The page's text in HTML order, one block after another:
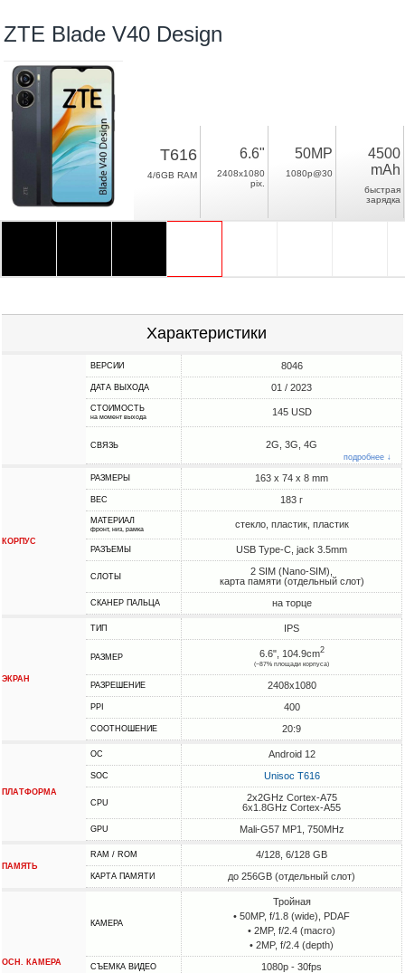
ZTE Blade V40 Design
T616
4/6GB RAM
6.6"
2408x1080
pix.
50MP
1080p@30
4500
mAh
быстрая
зарядка
Характеристики
ВЕРСИИ 8046
ДАТА ВЫХОДА 01 / 2023
СТОИМОСТЬ
на момент выхода 145 USD
СВЯЗЬ 2G, 3G, 4G
подробнее ↓
КОРПУС
РАЗМЕРЫ 163 x 74 x 8 mm
ВЕС 183 г
МАТЕРИАЛ
фронт, низ, рамка стекло, пластик, пластик
РАЗЪЕМЫ USB Type-C, jack 3.5mm
СЛОТЫ
2 SIM (Nano-SIM),
карта памяти (отдельный слот)
СКАНЕР ПАЛЬЦА на торце
ЭКРАН
ТИП IPS
РАЗМЕР 6.6", 104.9cm2
(~87% площади корпуса)
РАЗРЕШЕНИЕ 2408x1080
PPI 400
СООТНОШЕНИЕ 20:9
ПЛАТФОРМА
ОС Android 12
SOC Unisoc T616
CPU
2x2GHz Cortex-A75
6x1.8GHz Cortex-A55
GPU Mali-G57 MP1, 750MHz
ПАМЯТЬ
RAM / ROM 4/128, 6/128 GB
КАРТА ПАМЯТИ до 256GB (отдельный слот)
ОСН. КАМЕРА
КАМЕРА
Тройная
• 50MP, f/1.8 (wide), PDAF
• 2MP, f/2.4 (macro)
• 2MP, f/2.4 (depth)
СЪЕМКА ВИДЕО 1080p - 30fps